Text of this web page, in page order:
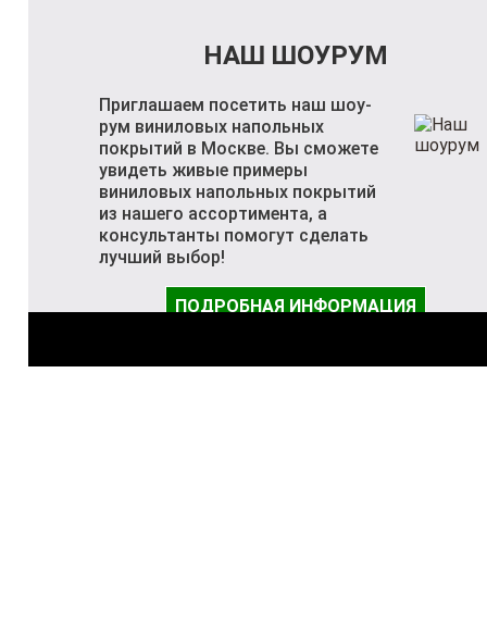
НАШ ШОУРУМ
Приглашаем посетить наш шоу-
рум виниловых напольных
покрытий в Москве. Вы сможете
увидеть живые примеры
виниловых напольных покрытий
из нашего ассортимента, а
консультанты помогут сделать
лучший выбор!
ПОДРОБНАЯ ИНФОРМАЦИЯ